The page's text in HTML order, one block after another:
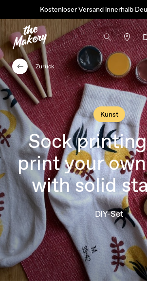
Kostenloser Versand innerhalb
Kunst
Sock
print your
with solid
DIY-Set
Zurück